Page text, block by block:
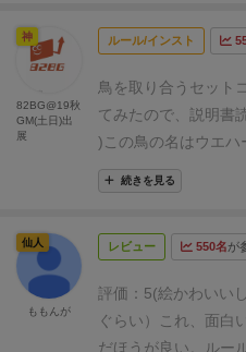
る、または2種類の
ードの規則がユニー
列の端に1種類を出
札で出したカードの
※文字では伝えずら
て、手札で揃った同
できます。カードの
す。この手番を続け
カードが出せない場
くしたら、各プレイ
という流れです。遊
ルール/インスト
鳥を取り合うセット
てみたので、説明書
) この鳥の名は ウエハ
続きを見る
神
82BG@19秋
GM(土日)出
展
レビュー 550名が
評価 ：5(絵かわいい
ぐらい）
これ、面白
だほうが良い。
ルー
仙人
ももんが